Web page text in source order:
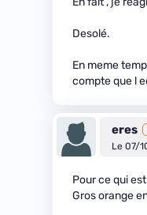
Desolé.
En meme
compte que l
eres
Le 07/
Pour ce qui
Gros orange